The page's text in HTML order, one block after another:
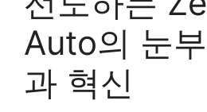
Auto의 눈
과 혁신